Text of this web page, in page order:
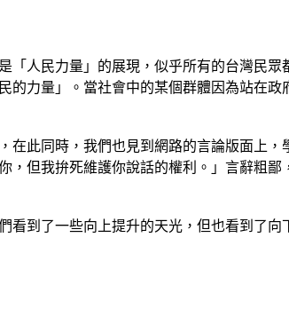
人民力量」的展現，似乎所有的台灣民眾
力量」。當社會中的某個群體因為站在政
此同時，我們也見到網路的言論版面上
但我拚死維護你說話的權利。」言辭粗
到了一些向上提升的天光，但也看到了向